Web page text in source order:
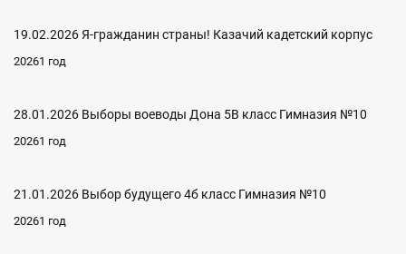
19.02.2026 Я-гражданин страны! Казачий кадетский корпус
20261 год
28.01.2026 Выборы воеводы Дона 5В класс Гимназия №10
20261 год
21.01.2026 Выбор будущего 4б класс Гимназия №10
20261 год